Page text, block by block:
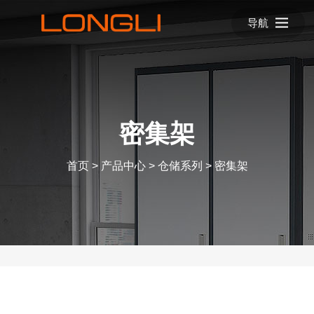
导航
密集架
首页> 产品中心> 仓储系列 > 密集架